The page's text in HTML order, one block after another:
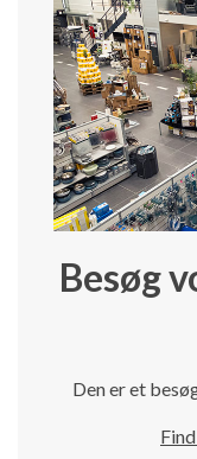
Besøg
Den er et